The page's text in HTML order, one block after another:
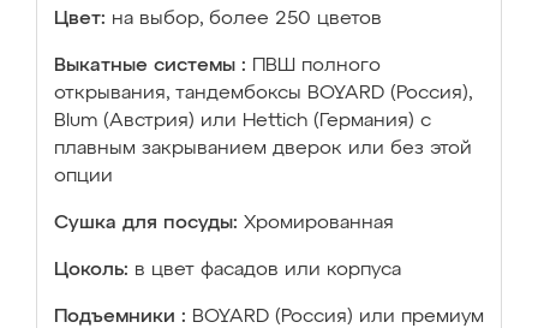
Цвет: на выбор, более 250 цветов
Выкатные системы :
ПВШ полного
открывания, тандембоксы BOYARD (Россия),
Blum (Австрия) или Hettich (Германия) с
плавным закрыванием дверок или без этой
опции
Сушка для посуды: Хромированная
Цоколь: в цвет фасадов или корпуса
Подъемники : BOYARD (Россия) или премиум